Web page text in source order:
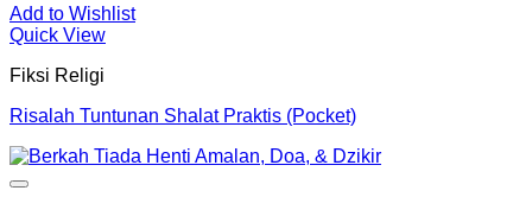
Add to Wishlist
Quick View
Fiksi Religi
Risalah Tuntunan Shalat Praktis (Pocket)